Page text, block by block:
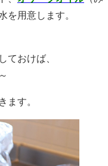
を用意します。
ておけば、
ます。